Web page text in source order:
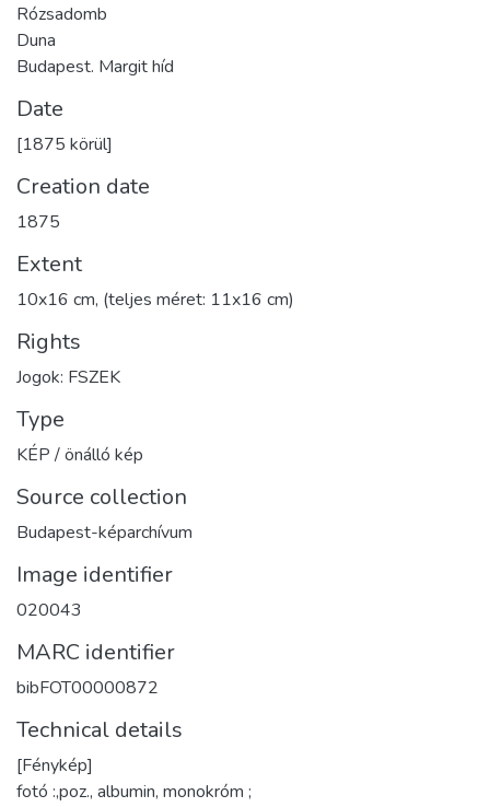
Rózsadomb
Duna
Budapest. Margit híd
Date
[1875 körül]
Creation date
1875
Extent
10x16 cm, (teljes méret: 11x16 cm)
Rights
Jogok: FSZEK
Type
KÉP / önálló kép
Source collection
Budapest-képarchívum
Image identifier
020043
MARC identifier
bibFOT00000872
Technical details
[Fénykép]
fotó :,poz., albumin, monokróm ;